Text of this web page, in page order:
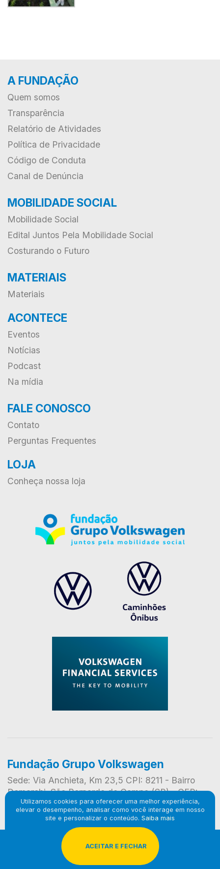
A FUNDAÇÃO
Quem somos
Transparência
Relatório de Atividades
Política de Privacidade
Código de Conduta
Canal de Denúncia
MOBILIDADE SOCIAL
Mobilidade Social
Edital Juntos Pela Mobilidade Social
Costurando o Futuro
MATERIAIS
Materiais
ACONTECE
Eventos
Notícias
Podcast
Na mídia
FALE CONOSCO
Contato
Perguntas Frequentes
LOJA
Conheça nossa loja
Fundação Grupo Volkswagen
Sede: Via Anchieta, Km 23,5 CPI: 8211 - Bairro
Demarchi, São Bernardo do Campo (SP) - CEP:
09823-901
© 2024 Fundação Grupo Volkswagen. Todos os direitos
reservados. Produzido por
Woolly
Utilizamos cookies para oferecer uma melhor experiência,
elevar o desempenho, analisar como você interage em nosso
site e personalizar o conteúdo. Saiba mais
        ACEITAR E FECHAR